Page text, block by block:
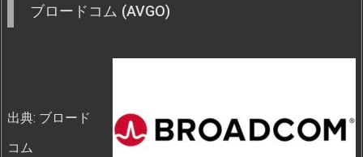
ブロードコム (AVGO)
出典: ブロード
コム